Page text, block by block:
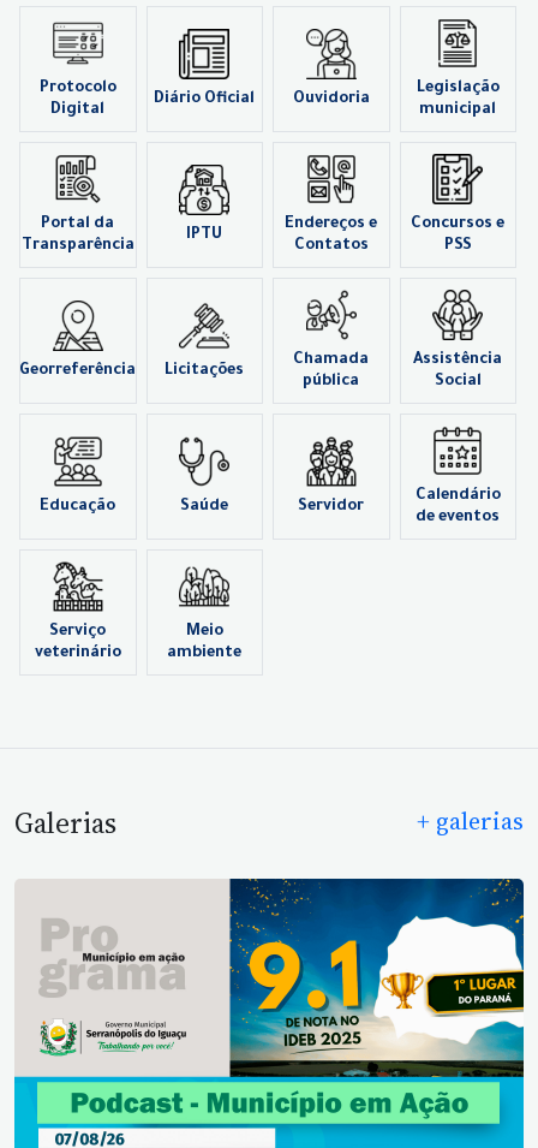
Protocolo
Digital
Diário Oficial Ouvidoria
Legislação
municipal
Portal da
Transparência
IPTU
Endereços e
Contatos
Concursos e
PSS
Georreferência Licitações
Chamada
pública
Assistência
Social
Educação Saúde Servidor
Calendário
de eventos
Serviço
veterinário
Meio
ambiente
Galerias + galerias